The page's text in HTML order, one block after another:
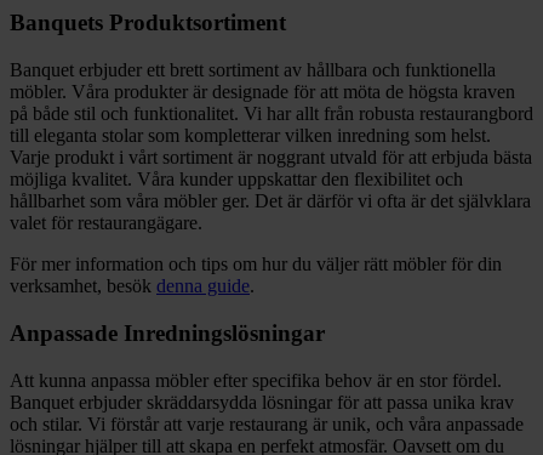
Banquets Produktsortiment
Banquet erbjuder ett brett sortiment av hållbara och funktionella
möbler. Våra produkter är designade för att möta de högsta kraven
på både stil och funktionalitet. Vi har allt från robusta restaurangbord
till eleganta stolar som kompletterar vilken inredning som helst.
Varje produkt i vårt sortiment är noggrant utvald för att erbjuda bästa
möjliga kvalitet. Våra kunder uppskattar den flexibilitet och
hållbarhet som våra möbler ger. Det är därför vi ofta är det självklara
valet för restaurangägare.
För mer information och tips om hur du väljer rätt möbler för din
verksamhet, besök denna guide.
Anpassade Inredningslösningar
Att kunna anpassa möbler efter specifika behov är en stor fördel.
Banquet erbjuder skräddarsydda lösningar för att passa unika krav
och stilar. Vi förstår att varje restaurang är unik, och våra anpassade
lösningar hjälper till att skapa en perfekt atmosfär. Oavsett om du